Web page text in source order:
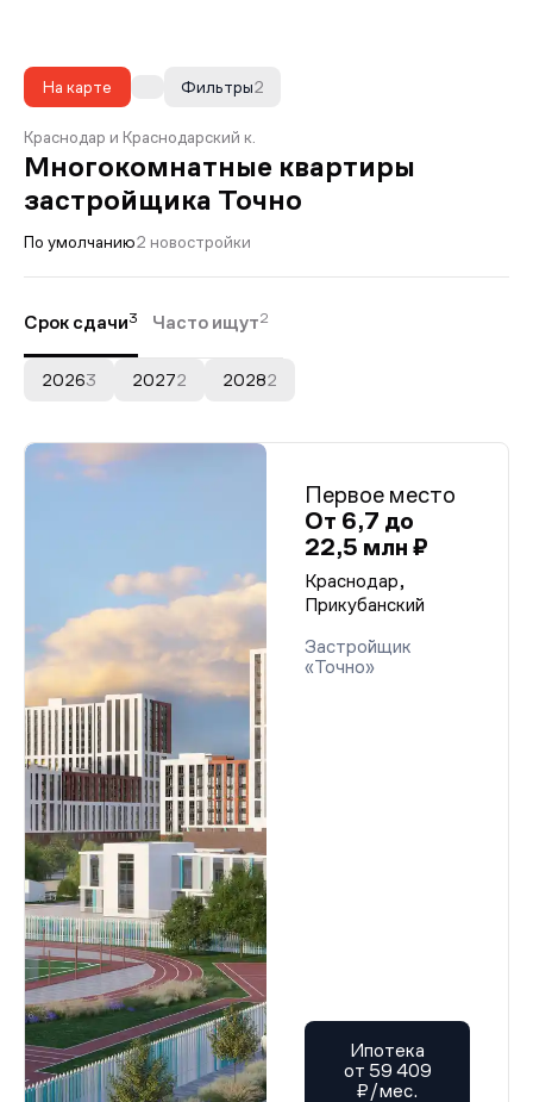
На карте 2
Фильтры
Краснодар и Краснодарский к.
Многокомнатные квартиры
застройщика Точно
По умолчанию2 новостройки
Срок сдачи3 Часто ищут2
20263 20272 20282
Первое место
От 6,7 до
22,5 млн ₽
Краснодар,
Прикубанский
Застройщик
«Точно»
Ипотека
от 59 409
₽/мес.